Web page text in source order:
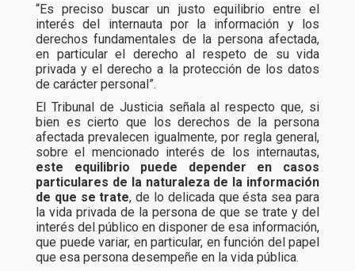
“Es preciso buscar un justo equilibrio entre el
interés del internauta por la información y los
derechos fundamentales de la persona afectada,
en particular el derecho al respeto de su vida
privada y el derecho a la protección de los datos
de carácter personal”.
El Tribunal de Justicia señala al respecto que, si
bien es cierto que los derechos de la persona
afectada prevalecen igualmente, por regla general,
sobre el mencionado interés de los internautas,
este equilibrio puede depender en casos
particulares de la naturaleza de la información
de que se trate, de lo delicada que ésta sea para
la vida privada de la persona de que se trate y del
interés del público en disponer de esa información,
que puede variar, en particular, en función del papel
que esa persona desempeñe en la vida pública.